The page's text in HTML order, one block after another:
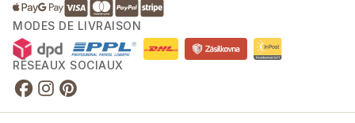
MODES DE LIVRAISON
RÉSEAUX SOCIAUX